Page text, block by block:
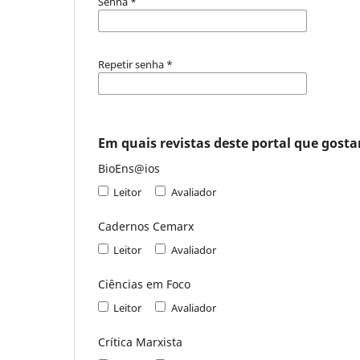
Repetir senha *
Em quais revistas deste portal que
BioEns@ios
Leitor Avaliador
Cadernos Cemarx
Leitor Avaliador
Ciências em Foco
Leitor Avaliador
Crítica Marxista